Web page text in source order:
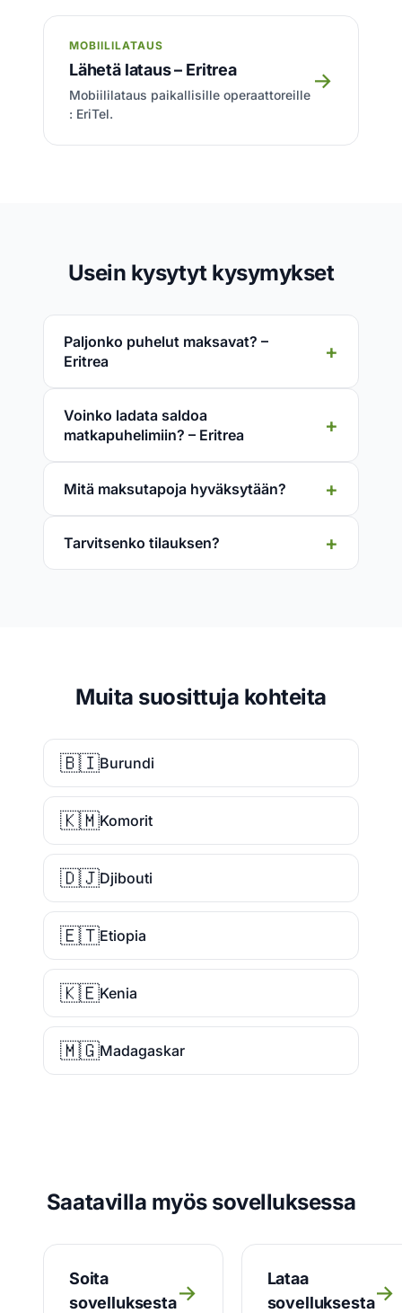
MOBIILILATAUS
Lähetä lataus – Eritrea
Mobiililataus paikallisille operaattoreille
: EriTel.
→
Usein kysytyt kysymykset
Paljonko puhelut maksavat? –
Eritrea
Voinko ladata saldoa
matkapuhelimiin? – Eritrea
Mitä maksutapoja hyväksytään?
Tarvitsenko tilauksen?
Muita suosittuja kohteita
🇧🇮Burundi
🇰🇲Komorit
🇩🇯Djibouti
🇪🇹Etiopia
🇰🇪Kenia
🇲🇬Madagaskar
Saatavilla myös sovelluksessa
Soita
sovelluksesta→
Lataa
sovelluksesta→